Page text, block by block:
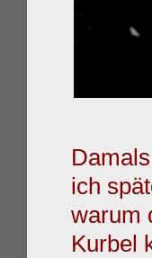
ich
warum
Kurbel